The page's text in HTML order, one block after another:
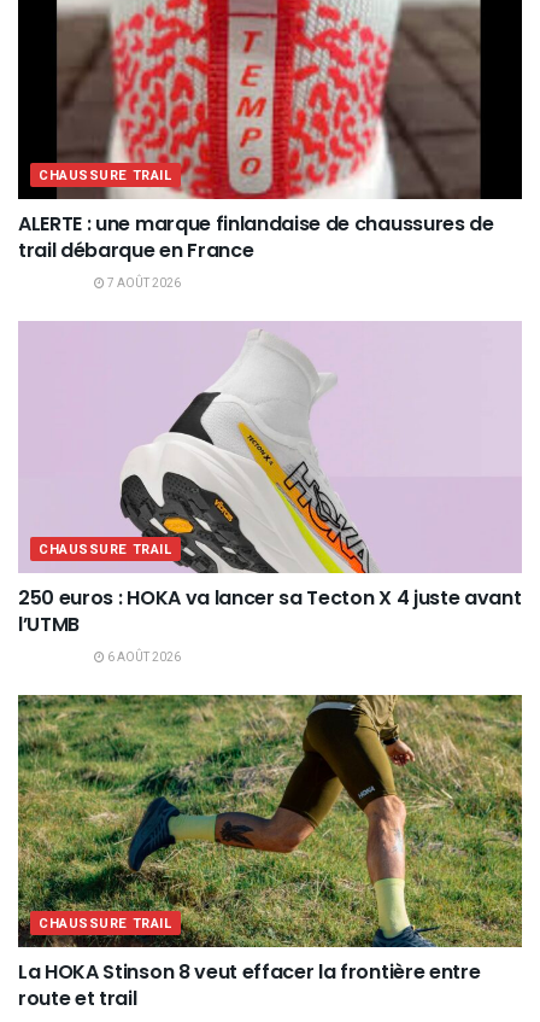
CHAUSSURE TRAIL
ALERTE : une marque finlandaise de chaussures de
trail débarque en France
7 AOÛT 2026
CHAUSSURE TRAIL
250 euros : HOKA va lancer sa Tecton X 4 juste avant
l’UTMB
6 AOÛT 2026
CHAUSSURE TRAIL
La HOKA Stinson 8 veut effacer la frontière entre
route et trail